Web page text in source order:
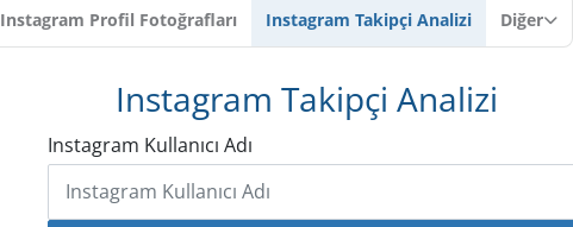
Instagram Profil Fotoğrafları Instagram Takipçi Analizi Diğer
Instagram Takipçi Analizi
Instagram Kullanıcı Adı